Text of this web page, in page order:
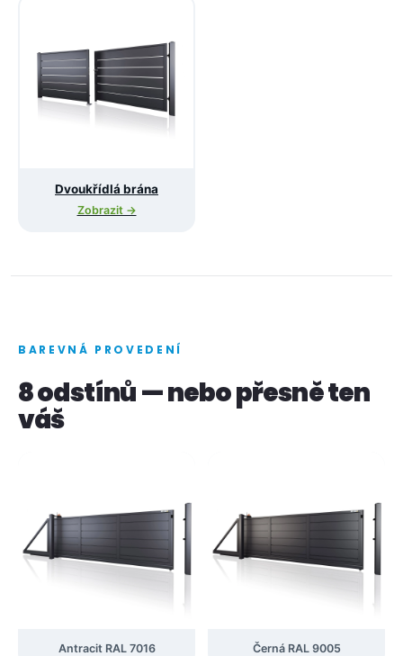
Dvoukřídlá brána
Zobrazit →
BAREVNÁ PROVEDENÍ
8 odstínů — nebo přesně ten
váš
Antracit RAL 7016 Černá RAL 9005